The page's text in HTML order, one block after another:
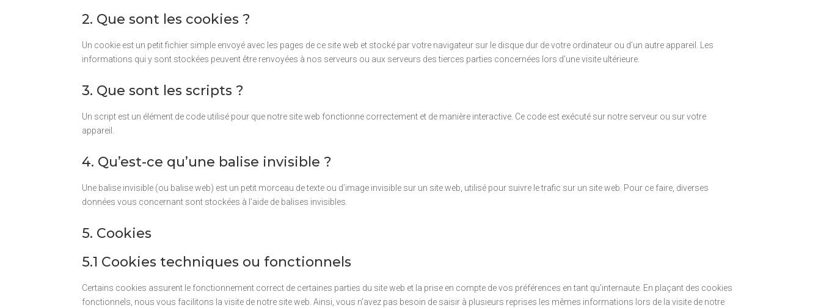
2. Que sont les cookies ?
Un cookie est un petit fichier simple envoyé avec les pages de ce site web et stocké par votre navigateur sur le disque dur de votre ordinateur ou d’un autre appareil. Les
informations qui y sont stockées peuvent être renvoyées à nos serveurs ou aux serveurs des tierces parties concernées lors d’une visite ultérieure.
3. Que sont les scripts ?
Un script est un élément de code utilisé pour que notre site web fonctionne correctement et de manière interactive. Ce code est exécuté sur notre serveur ou sur votre
appareil.
4. Qu’est-ce qu’une balise invisible ?
Une balise invisible (ou balise web) est un petit morceau de texte ou d’image invisible sur un site web, utilisé pour suivre le trafic sur un site web. Pour ce faire, diverses
données vous concernant sont stockées à l’aide de balises invisibles.
5. Cookies
5.1 Cookies techniques ou fonctionnels
Certains cookies assurent le fonctionnement correct de certaines parties du site web et la prise en compte de vos préférences en tant qu’internaute. En plaçant des cookies
fonctionnels, nous vous facilitons la visite de notre site web. Ainsi, vous n’avez pas besoin de saisir à plusieurs reprises les mêmes informations lors de la visite de notre